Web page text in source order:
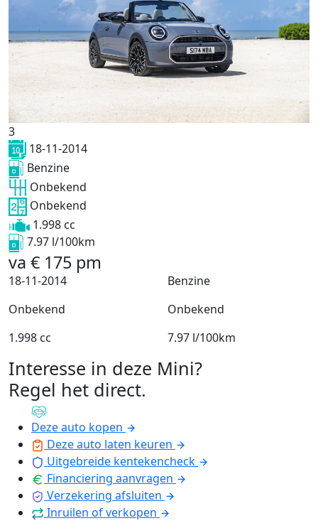
3
18-11-2014
Benzine
Onbekend
Onbekend
1.998 cc
7.97 l/100km
va € 175 pm
18-11-2014
Benzine
Onbekend
Onbekend
1.998 cc
7.97 l/100km
Interesse in deze Mini?
Regel het direct.
Deze auto kopen
Deze auto laten keuren
Uitgebreide kentekencheck
Financiering aanvragen
Verzekering afsluiten
Inruilen of verkopen